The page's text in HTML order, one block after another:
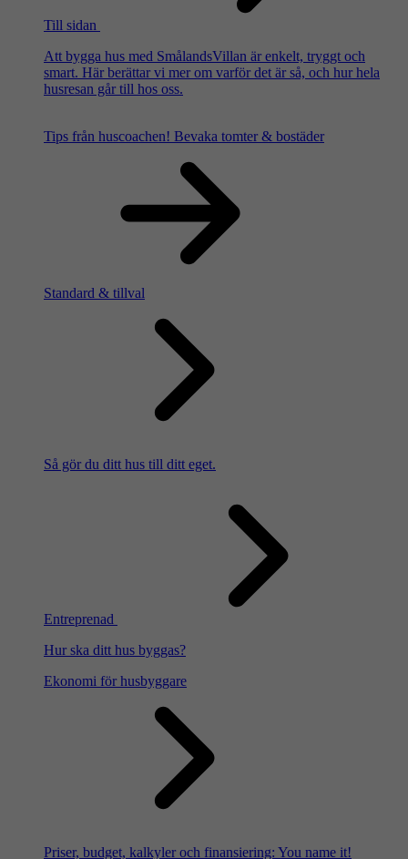
Till sidan
Att bygga hus med SmålandsVillan är enkelt, tryggt och
smart. Här berättar vi mer om varför det är så, och hur hela
husresan går till hos oss.
Tips från huscoachen! Bevaka tomter & bostäder
Standard & tillval
Så gör du ditt hus till ditt eget.
Entreprenad
Hur ska ditt hus byggas?
Ekonomi för husbyggare
Priser, budget, kalkyler och finansiering: You name it!